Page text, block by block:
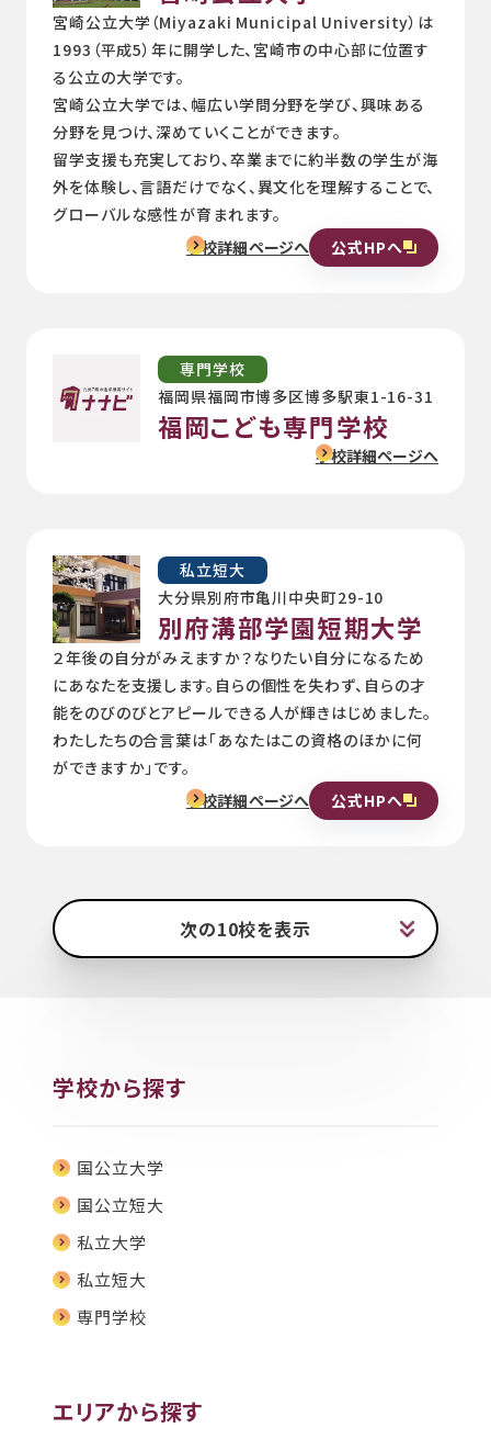
宮崎公立大学（Miyazaki Municipal University）は
1993（平成5）年に開学した、宮崎市の中心部に位置す
る公立の大学です。
宮崎公立大学では、幅広い学問分野を学び、興味ある
分野を見つけ、深めていくことができます。
留学支援も充実しており、卒業までに約半数の学生が海
外を体験し、言語だけでなく、異文化を理解することで、
グローバルな感性が育まれます。
学校詳細ページへ
公式HPへ
専門学校
福岡県福岡市博多区博多駅東1-16-31
福岡こども専門学校
学校詳細ページへ
私立短大
大分県別府市亀川中央町29-10
別府溝部学園短期大学
２年後の自分がみえますか？なりたい自分になるため
にあなたを支援します。自らの個性を失わず、自らの才
能をのびのびとアピールできる人が輝きはじめました。
わたしたちの合言葉は「あなたはこの資格のほかに何
ができますか」です。
学校詳細ページへ
公式HPへ
次の10校を表示
学校から探す
国公立大学
国公立短大
私立大学
私立短大
専門学校
エリアから探す